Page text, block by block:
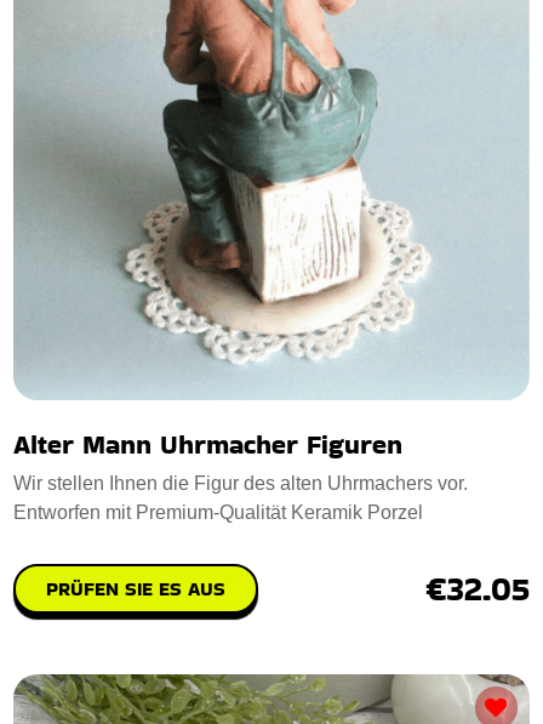
Alter Mann Uhrmacher Figuren
Wir stellen Ihnen die Figur des alten Uhrmachers vor.
Entworfen mit Premium-Qualität Keramik Porzel
PRÜFEN SIE ES AUS €32.05